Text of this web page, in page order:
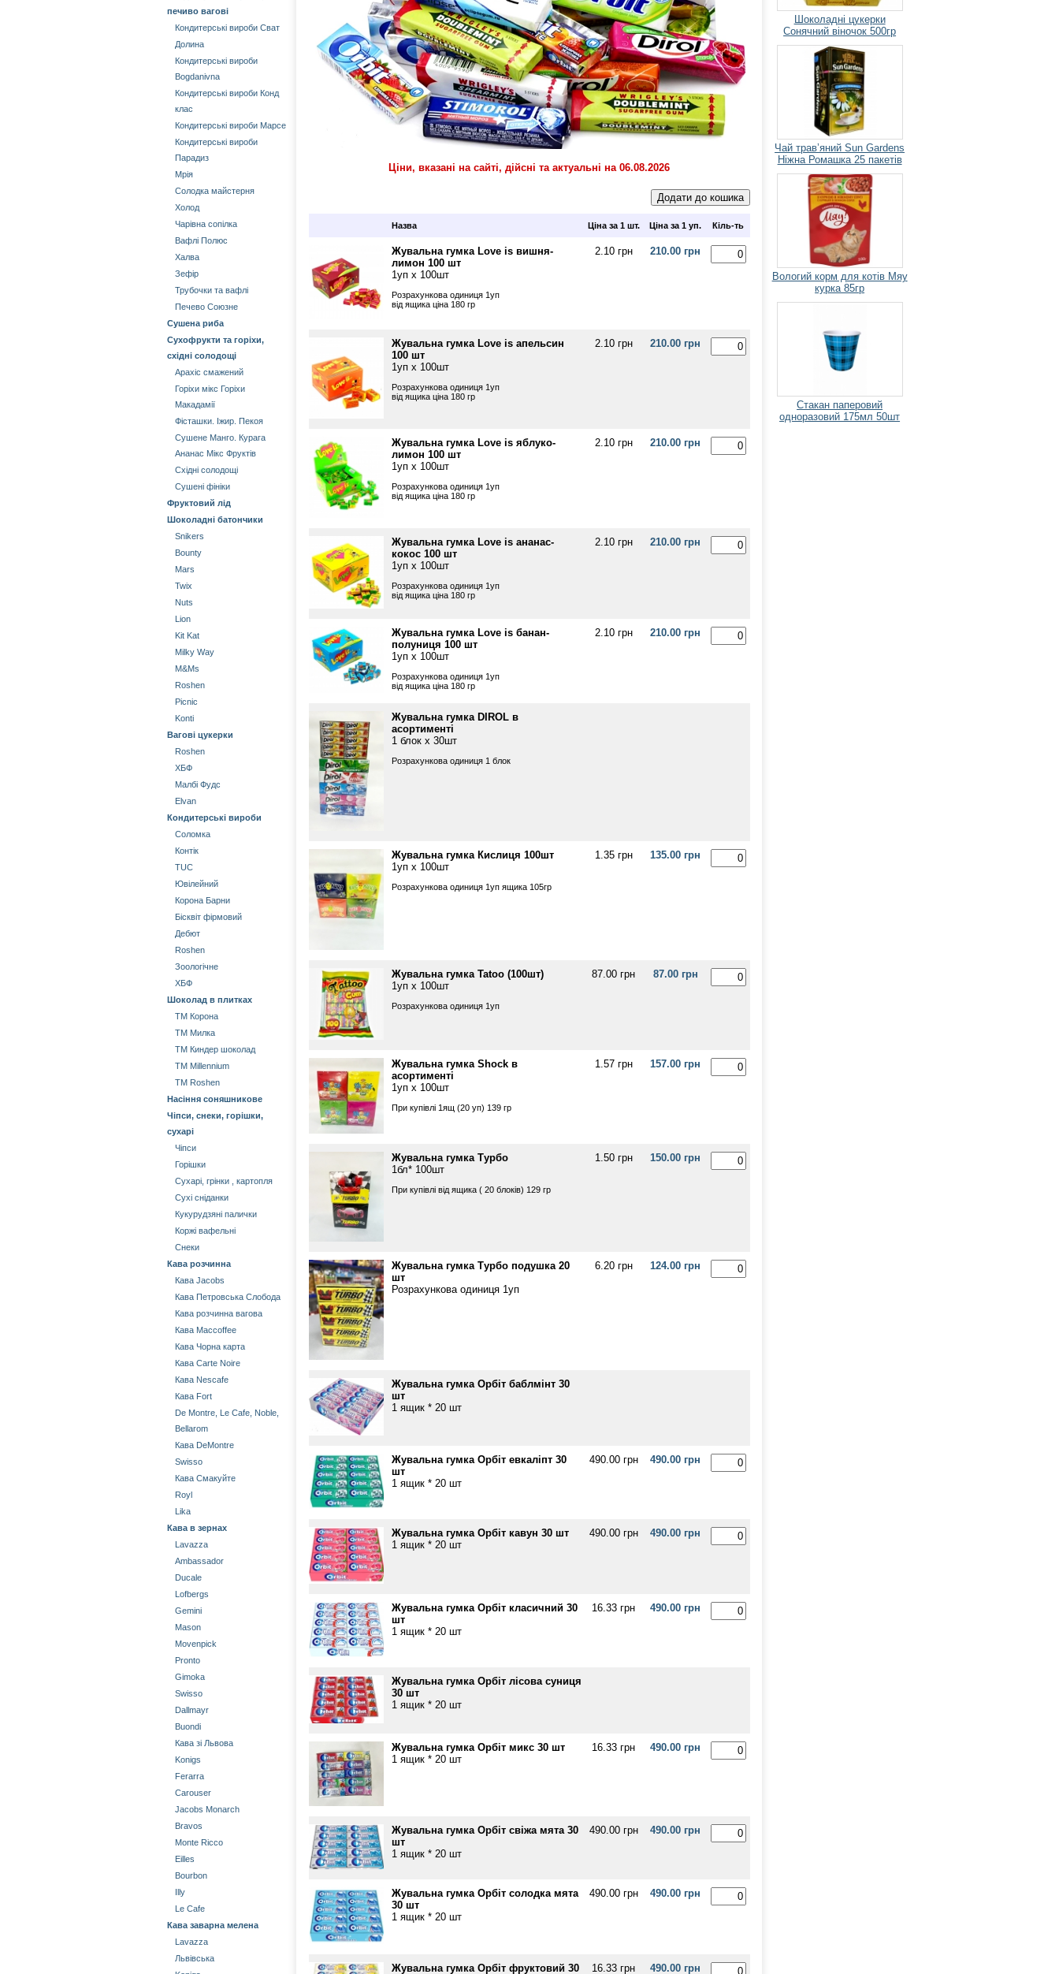
печиво вагові
Кондитерські вироби Сват
Долина
Кондитерські вироби
Bogdanivna
Кондитерські вироби Конд
клас
Кондитерські вироби Марсе
Кондитерські вироби
Парадиз
Мрія
Солодка майстерня
Холод
Чарівна сопілка
Вафлі Полюс
Халва
Зефір
Трубочки та вафлі
Печево Союзне
Сушена риба
Сухофрукти та горіхи,
східні солодощі
Арахіс смажений
Горіхи мікс Горіхи
Mакадамії
Фісташки. Іжир. Пекоя
Сушене Манго. Курага
Aнанас Мікс Фруктів
Східні солодощі
Сушені фініки
Фруктовий лід
Шоколадні батончики
Snikers
Bounty
Mars
Twix
Nuts
Lion
Kit Kat
Milky Way
М&Мs
Roshen
Picnic
Konti
Вагові цукерки
Roshen
ХБФ
Малбі Фудс
Elvan
Кондитерські вироби
Соломка
Контік
TUC
Ювілейний
Корона Барни
Бісквіт фірмовий
Дебют
Roshen
Зоологічне
ХБФ
Шоколад в плитках
ТМ Корона
ТМ Милка
ТМ Киндер шоколад
ТМ Millennium
ТМ Roshen
Насіння соняшникове
Чіпси, снеки, горішки,
сухарі
Чіпси
Горішки
Сухарі, грінки , картопля
Сухі сніданки
Кукурудзяні палички
Коржі вафельні
Снеки
Кава розчинна
Кава Jacobs
Кава Петровська Слобода
Кава розчинна вагова
Кава Maccoffee
Кава Чорна карта
Кава Carte Noire
Кава Nescafe
Кава Fort
De Montre, Le Cafe, Noble,
Bellarom
Кава DeMontre
Swisso
Кава Смакуйте
Royl
Lika
Кава в зернах
Lavazza
Ambassador
Ducale
Lofbergs
Gemini
Mason
Movenpick
Pronto
Gimoka
Swisso
Dallmayr
Buondi
Кава зі Львова
Konigs
Ferarra
Carouser
Jacobs Monarch
Bravos
Monte Ricco
Eilles
Bourbon
Illy
Le Cafe
Кава заварна мелена
Lavazza
Львівська
Ціни, вказані на сайті, дійсні та актуальні на 06.08.2026
Назва Ціна за 1 шт. Ціна за 1 уп. Кіль-ть
Жувальна гумка Love is вишня-
лимон 100 шт
1уп х 100шт
Розрахункова одиниця 1уп
від ящика ціна 180 гр
2.10 грн 210.00 грн
Жувальна гумка Love is апельсин
100 шт
1уп х 100шт
Розрахункова одиниця 1уп
від ящика ціна 180 гр
2.10 грн 210.00 грн
Жувальна гумка Love is яблуко-
лимон 100 шт
1уп х 100шт
Розрахункова одиниця 1уп
від ящика ціна 180 гр
2.10 грн 210.00 грн
Жувальна гумка Love is ананас-
кокос 100 шт
1уп х 100шт
Розрахункова одиниця 1уп
від ящика ціна 180 гр
2.10 грн 210.00 грн
Жувальна гумка Love is банан-
полуниця 100 шт
1уп х 100шт
Розрахункова одиниця 1уп
від ящика ціна 180 гр
2.10 грн 210.00 грн
Жувальна гумка DIROL в
асортименті
1 блок х 30шт
Розрахункова одиниця 1 блок
Жувальна гумка Кислиця 100шт
1уп х 100шт
Розрахункова одиниця 1уп ящика 105гр
1.35 грн 135.00 грн
Жувальна гумка Tatoo (100шт)
1уп х 100шт
Розрахункова одиниця 1уп
87.00 грн 87.00 грн
Жувальна гумка Shock в
асортименті
1уп х 100шт
При купівлі 1ящ (20 уп) 139 гр
1.57 грн 157.00 грн
Жувальна гумка Турбо
1бл* 100шт
При купівлі від ящика ( 20 блоків) 129 гр
1.50 грн 150.00 грн
Жувальна гумка Турбо подушка 20
шт
Розрахункова одиниця 1уп
6.20 грн 124.00 грн
Жувальна гумка Орбіт баблмінт 30
шт
1 ящик * 20 шт
Жувальна гумка Орбіт евкаліпт 30
шт
1 ящик * 20 шт
490.00 грн 490.00 грн
Жувальна гумка Орбіт кавун 30 шт
1 ящик * 20 шт
490.00 грн 490.00 грн
Жувальна гумка Орбіт класичний 30
шт
1 ящик * 20 шт
16.33 грн 490.00 грн
Жувальна гумка Орбіт лісова суниця
30 шт
1 ящик * 20 шт
Жувальна гумка Орбіт микс 30 шт
1 ящик * 20 шт
16.33 грн 490.00 грн
Жувальна гумка Орбіт свіжа мята 30
шт
1 ящик * 20 шт
490.00 грн 490.00 грн
Жувальна гумка Орбіт солодка мята
30 шт
1 ящик * 20 шт
490.00 грн 490.00 грн
Жувальна гумка Орбіт фруктовий 30
16.33 грн 490.00 грн
Шоколадні цукерки
Сонячний віночок 500гр
Чай травʼяний Sun Gardens
Ніжна Ромашка 25 пакетів
Вологий корм для котів Мяу
курка 85гр
Стакан паперовий
одноразовий 175мл 50шт